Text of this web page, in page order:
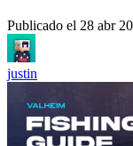
Publicado el 28 abr
justin